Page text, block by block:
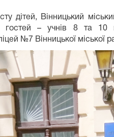
дітей, Вінницький
гостей – учнів 8 та 10
№7 Вінницької міської